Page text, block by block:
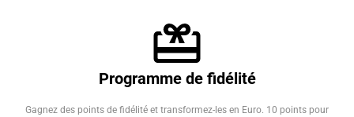
Programme de fidélité
Gagnez des points de fidélité et transformez-les en Euro. 10 points pour